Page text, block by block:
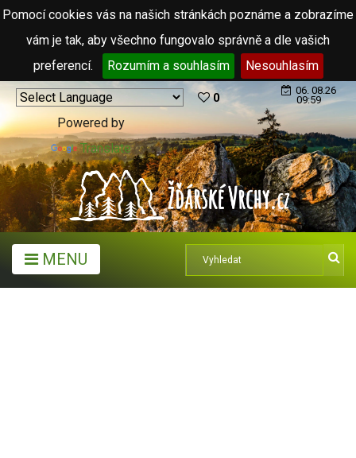
Pomocí cookies vás na našich stránkách poznáme a zobrazíme
vám je tak, aby všechno fungovalo správně a dle vašich
preferencí.
Rozumím a souhlasím Nesouhlasím
Powered by
Translate
0
06. 08.26
09:59
MENU